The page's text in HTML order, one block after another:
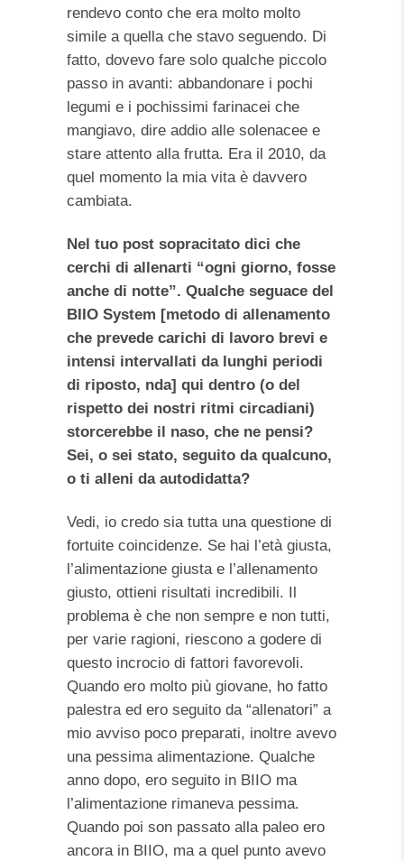
rendevo conto che era molto molto
simile a quella che stavo seguendo. Di
fatto, dovevo fare solo qualche piccolo
passo in avanti: abbandonare i pochi
legumi e i pochissimi farinacei che
mangiavo, dire addio alle solenacee e
stare attento alla frutta. Era il 2010, da
quel momento la mia vita è davvero
cambiata.
Nel tuo post sopracitato dici che
cerchi di allenarti “ogni giorno, fosse
anche di notte”. Qualche seguace del
BIIO System [metodo di allenamento
che prevede carichi di lavoro brevi e
intensi intervallati da lunghi periodi
di riposto, nda] qui dentro (o del
rispetto dei nostri ritmi circadiani)
storcerebbe il naso, che ne pensi?
Sei, o sei stato, seguito da qualcuno,
o ti alleni da autodidatta?
Vedi, io credo sia tutta una questione di
fortuite coincidenze. Se hai l’età giusta,
l’alimentazione giusta e l’allenamento
giusto, ottieni risultati incredibili. Il
problema è che non sempre e non tutti,
per varie ragioni, riescono a godere di
questo incrocio di fattori favorevoli.
Quando ero molto più giovane, ho fatto
palestra ed ero seguito da “allenatori” a
mio avviso poco preparati, inoltre avevo
una pessima alimentazione. Qualche
anno dopo, ero seguito in BIIO ma
l’alimentazione rimaneva pessima.
Quando poi son passato alla paleo ero
ancora in BIIO, ma a quel punto avevo